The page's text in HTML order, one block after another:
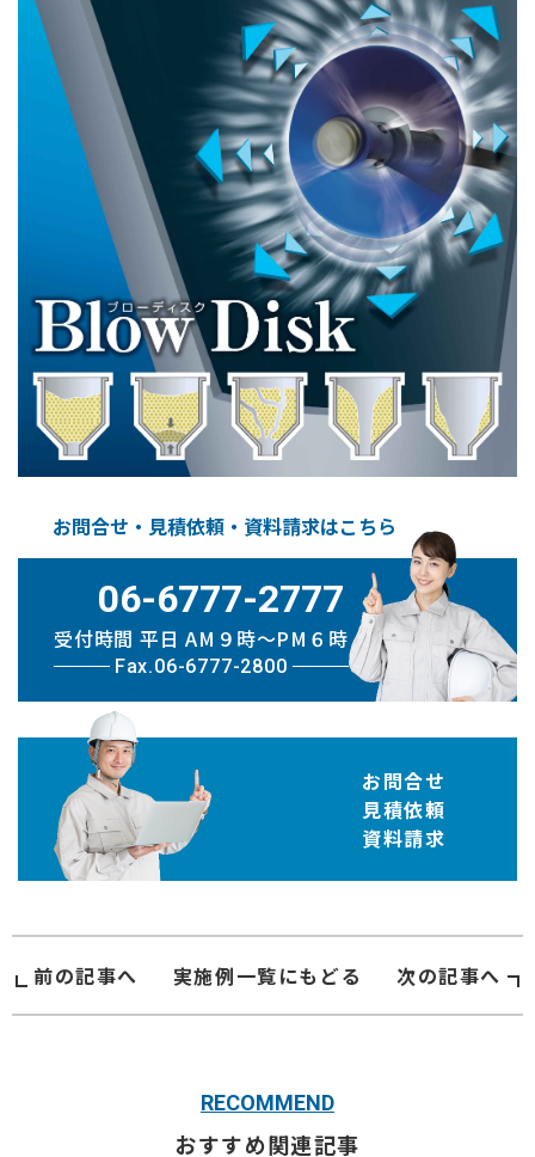
お問合せ・見積依頼・資料請求はこちら
06-6777-2777
受付時間 平日 AM９時〜PM６時
Fax.06-6777-2800
お問合せ
見積依頼
資料請求
前の記事へ 実施例一覧にもどる 次の記事へ
RECOMMEND
おすすめ関連記事